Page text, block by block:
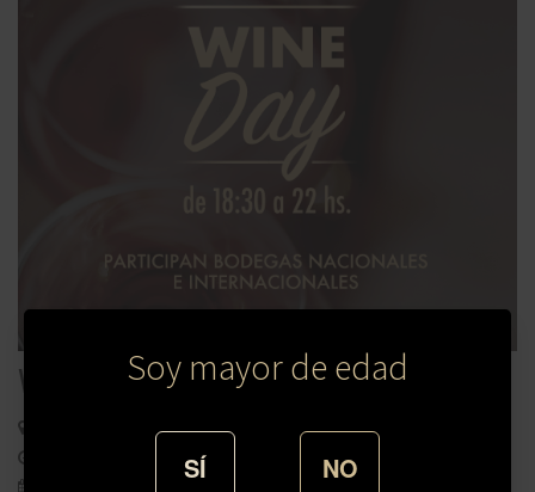
WINE DAY
Club de Golf Uruguay - Bv. Gral Artigas 379
De 18:30 a 22:00 hs.
Soy mayor de edad
SÍ NO